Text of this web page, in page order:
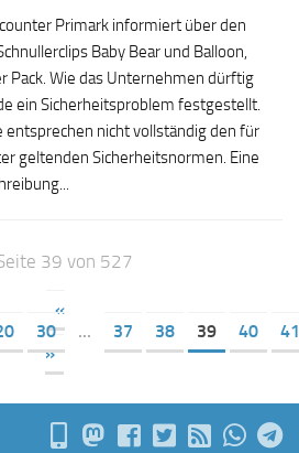
Primark informiert über den
Baby Bear und Balloon,
Pack. Wie das Unternehmen dürftig
ein Sicherheitsproblem festgestellt.
entsprechen nicht vollständig den für
geltenden Sicherheitsnormen. Eine
39 von 527
«
30 ... 37 38 39 40
41
»